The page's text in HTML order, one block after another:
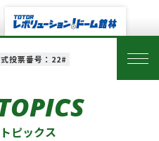
投票番号：22#
ピックス